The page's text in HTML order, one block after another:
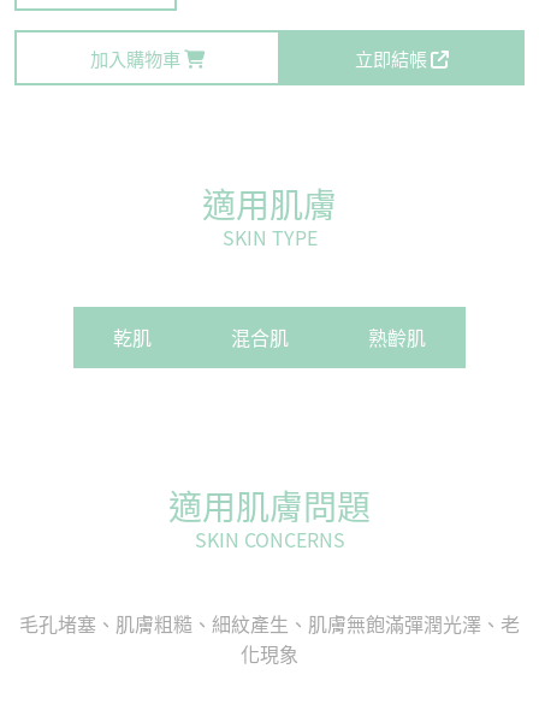
加入購物車 立即結帳
適用肌膚
SKIN TYPE
乾肌 混合肌 熟齡肌
適用肌膚問題
SKIN CONCERNS
毛孔堵塞、肌膚粗糙、細紋產生、肌膚無飽滿彈潤光澤、老
化現象